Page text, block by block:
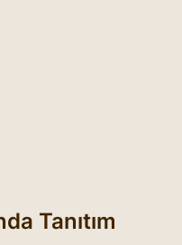
Tanıtım